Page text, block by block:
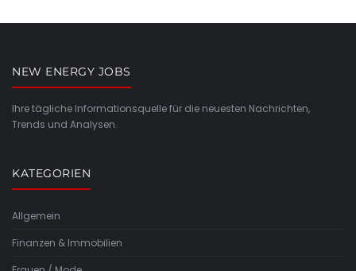
NEW ENERGY JOBS
Ihre tägliche Informationsquelle für die neuesten Nachrichten,
Trends und Analysen.
KATEGORIEN
Allgemein
Finanzen & Immobilien